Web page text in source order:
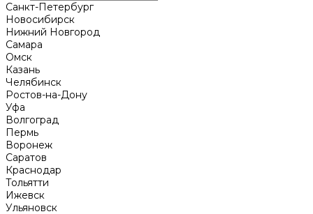
Санкт-Петербург
Новосибирск
Нижний Новгород
Cамара
Омск
Казань
Челябинск
Ростов-на-Дону
Уфа
Волгоград
Пермь
Воронеж
Саратов
Краснодар
Тольятти
Ижевск
Ульяновск